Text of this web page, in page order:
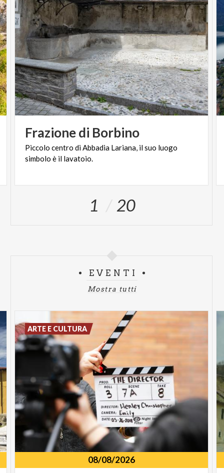
Frazionedi Borbino
Piccolo centro diAbbadia Lariana, ilsuo luogo
simbolo è il lavatoio.
1 20
EVENTI
Mostra tutti
08/08/2026
ARTE E CULTURA